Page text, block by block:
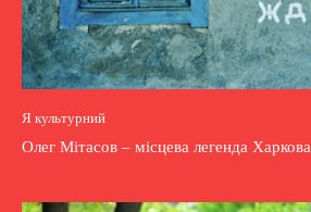
Я культурний
Олег Мітасов – місцева легенда Харкова